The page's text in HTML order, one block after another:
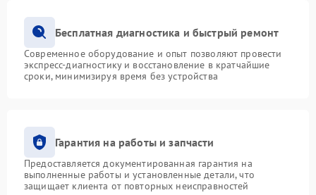
Бесплатная диагностика и быстрый ремонт
Современное оборудование и опыт позволяют провести
экспресс-диагностику и восстановление в кратчайшие
сроки, минимизируя время без устройства
Гарантия на работы и запчасти
Предоставляется документированная гарантия на
выполненные работы и установленные детали, что
защищает клиента от повторных неисправностей